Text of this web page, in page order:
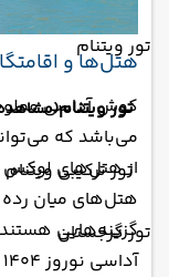
تور ویتنام
تور ویتنام
تور ترکیبی ویتنام
تور گرجستان
هتل‌ها و
کوش آداسی مملو
می‌باشد که
هتل‌های میان رده
گزینه‌هایی
آداسی نوروز 1404 در نظر بگیرید.